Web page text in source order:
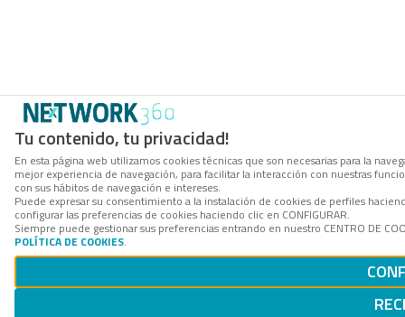
Tu contenido, tu privacidad!
En esta página web utilizamos cookies técnicas que son necesarias para la
mejor experiencia de navegación, para facilitar la interacción con nuestras
con sus hábitos de navegación e intereses.
Puede expresar su consentimiento a la instalación de cookies de perfiles
configurar las preferencias de cookies haciendo clic en CONFIGURAR.
Siempre puede gestionar sus preferencias entrando en nuestro CENTRO DE
POLÍTICA DE COOKIES.